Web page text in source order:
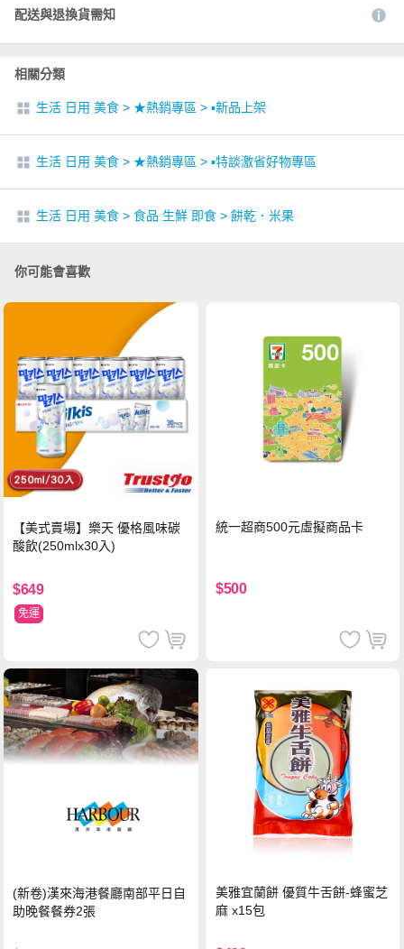
配送與退換貨需知
相關分類
生活 日用 美食 > ★熱銷專區 > ▪︎新品上架
生活 日用 美食 > ★熱銷專區 > ▪︎特談激省好物專區
生活 日用 美食 > 食品 生鮮 即食 > 餅乾．米果
你可能會喜歡
【美式賣場】樂天 優格風味碳
酸飲(250mlx30入)
$649
免運
統一超商500元虛擬商品卡
$500
(新卷)漢來海港餐廳南部平日自
助晚餐餐券2張
美雅宜蘭餅 優質牛舌餅-蜂蜜芝
麻 x15包